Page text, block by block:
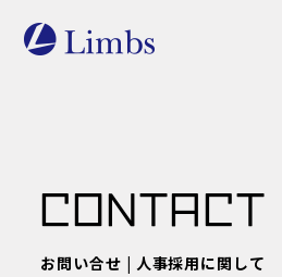
C O N T A CT
お問い合せ | 人事採用に関して